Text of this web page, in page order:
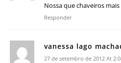
Nossa que chaveiros
Responder
vanessa lago
27 de setembro de 2012 At